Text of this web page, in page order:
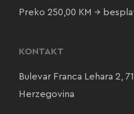
Preko 250,00 KM →
KONTAKT
Bulevar Franca Lehara 2,
Herzegovina